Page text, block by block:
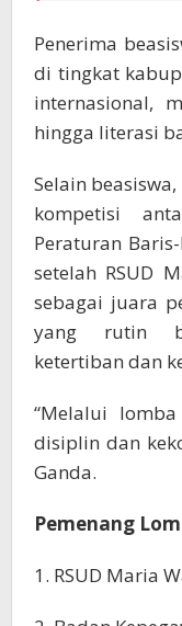
Penerima
di tingkat
internasional,
hingga literasi
Selain
kompetisi
Peraturan
setelah RSUD
sebagai juara
yang rutin
ketertiban dan
“Melalui
disiplin dan
Ganda.
Pemenang
1. RSUD Maria